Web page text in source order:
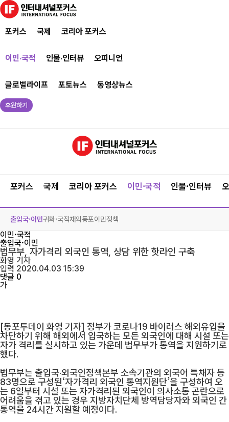
포커스 국제 코리아 포커스
이민·국적 인물·인터뷰 오피니언
글로벌라이프 포토뉴스 동영상뉴스
후원하기
포커스 국제 코리아 포커스 이민·국적 인물·인터뷰
출입국·이민귀화·국적재외동포이민정책
이민·국적
출입국·이민
법무부, 자가격리 외국인 통역, 상담 위한 핫라인 구축
화영 기자
입력 2020.04.03 15:39
댓글 0
가
[동포투데이 화영 기자] 정부가 코로나19 바이러스 해외유입을
차단하기 위해 해외에서 입국하는 모든 외국인에 대해 시설 또는
자가 격리를 실시하고 있는 가운데 법무부가 통역을 지원하기로
했다.
법무부는 출입국‧외국인정책본부 소속기관의 외국어 특채자 등
83명으로 구성된‘자가격리 외국인 통역지원단’을 구성하여 오
는 6일부터 시설 또는 자가격리된 외국인이 의사소통 곤란으로
어려움을 겪고 있는 경우 지방자치단체 방역담당자와 외국인 간
통역을 24시간 지원할 예정이다.